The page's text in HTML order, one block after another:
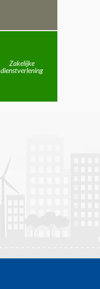
Zakelijke
dienstverlening